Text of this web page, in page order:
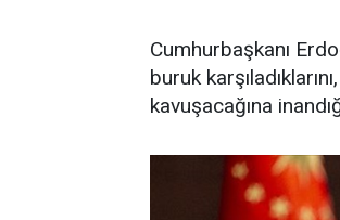
Cumhurbaşkanı
buruk
kavuşacağına